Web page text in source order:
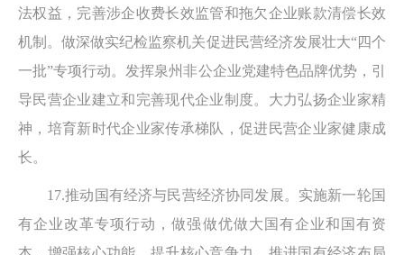
法权益，完善涉企收费长效监管和拖欠企业账款清偿长效
机制。做深做实纪检监察机关促进民营经济发展壮大“四个
一批”专项行动。发挥泉州非公企业党建特色品牌优势，引
导民营企业建立和完善现代企业制度。大力弘扬企业家精
神，培育新时代企业家传承梯队，促进民营企业家健康成
长。
17.推动国有经济与民营经济协同发展。实施新一轮国
有企业改革专项行动，做强做优做大国有企业和国有资